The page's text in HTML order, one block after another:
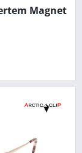
Magnet